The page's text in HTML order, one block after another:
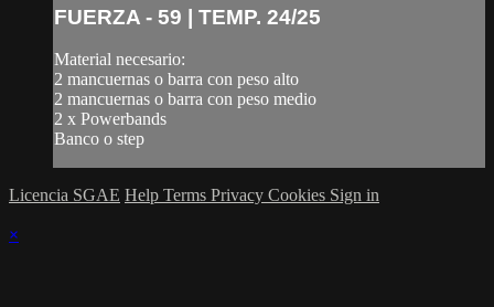
FUERZA - 59 | TEMP. 24/25
Material necesario:
2 mancuernas o barra con peso alto
2 mancuernas o barra con peso medio
2 x Powerbands
Banco o step
Licencia SGAE Help Terms Privacy Cookies Sign in
×